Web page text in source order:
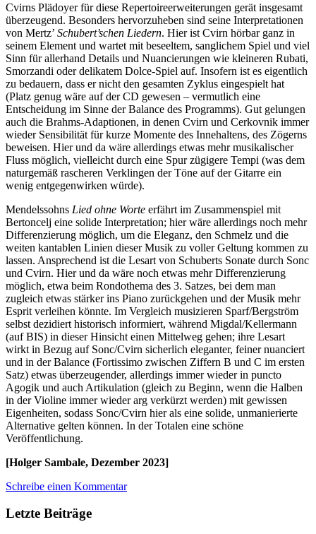
Cvirns Plädoyer für diese Repertoireerweiterungen gerät insgesamt
überzeugend. Besonders hervorzuheben sind seine Interpretationen
von Mertz’ Schubert’schen Liedern. Hier ist Cvirn hörbar ganz in
seinem Element und wartet mit beseeltem, sanglichem Spiel und viel
Sinn für allerhand Details und Nuancierungen wie kleineren Rubati,
Smorzandi oder delikatem Dolce-Spiel auf. Insofern ist es eigentlich
zu bedauern, dass er nicht den gesamten Zyklus eingespielt hat
(Platz genug wäre auf der CD gewesen – vermutlich eine
Entscheidung im Sinne der Balance des Programms). Gut gelungen
auch die Brahms-Adaptionen, in denen Cvirn und Cerkovnik immer
wieder Sensibilität für kurze Momente des Innehaltens, des Zögerns
beweisen. Hier und da wäre allerdings etwas mehr musikalischer
Fluss möglich, vielleicht durch eine Spur zügigere Tempi (was dem
naturgemäß rascheren Verklingen der Töne auf der Gitarre ein
wenig entgegenwirken würde).
Mendelssohns Lied ohne Worte erfährt im Zusammenspiel mit
Bertoncelj eine solide Interpretation; hier wäre allerdings noch mehr
Differenzierung möglich, um die Eleganz, den Schmelz und die
weiten kantablen Linien dieser Musik zu voller Geltung kommen zu
lassen. Ansprechend ist die Lesart von Schuberts Sonate durch Sonc
und Cvirn. Hier und da wäre noch etwas mehr Differenzierung
möglich, etwa beim Rondothema des 3. Satzes, bei dem man
zugleich etwas stärker ins Piano zurückgehen und der Musik mehr
Esprit verleihen könnte. Im Vergleich musizieren Sparf/Bergström
selbst dezidiert historisch informiert, während Migdal/Kellermann
(auf BIS) in dieser Hinsicht einen Mittelweg gehen; ihre Lesart
wirkt in Bezug auf Sonc/Cvirn sicherlich eleganter, feiner nuanciert
und in der Balance (Fortissimo zwischen Ziffern B und C im ersten
Satz) etwas überzeugender, allerdings immer wieder in puncto
Agogik und auch Artikulation (gleich zu Beginn, wenn die Halben
in der Violine immer wieder arg verkürzt werden) mit gewissen
Eigenheiten, sodass Sonc/Cvirn hier als eine solide, unmanierierte
Alternative gelten können. In der Totalen eine schöne
Veröffentlichung.
[Holger Sambale, Dezember 2023]
Schreibe einen Kommentar
Letzte Beiträge